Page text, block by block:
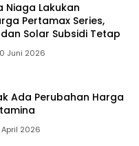
Niaga Lakukan
Pertamax Series,
Solar Subsidi Tetap
Juni 2026
Ada Perubahan Harga
April 2026